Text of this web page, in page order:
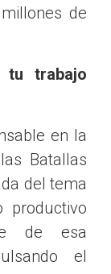
de
tu trabajo
en la
Batallas
del tema
productivo
de esa
el